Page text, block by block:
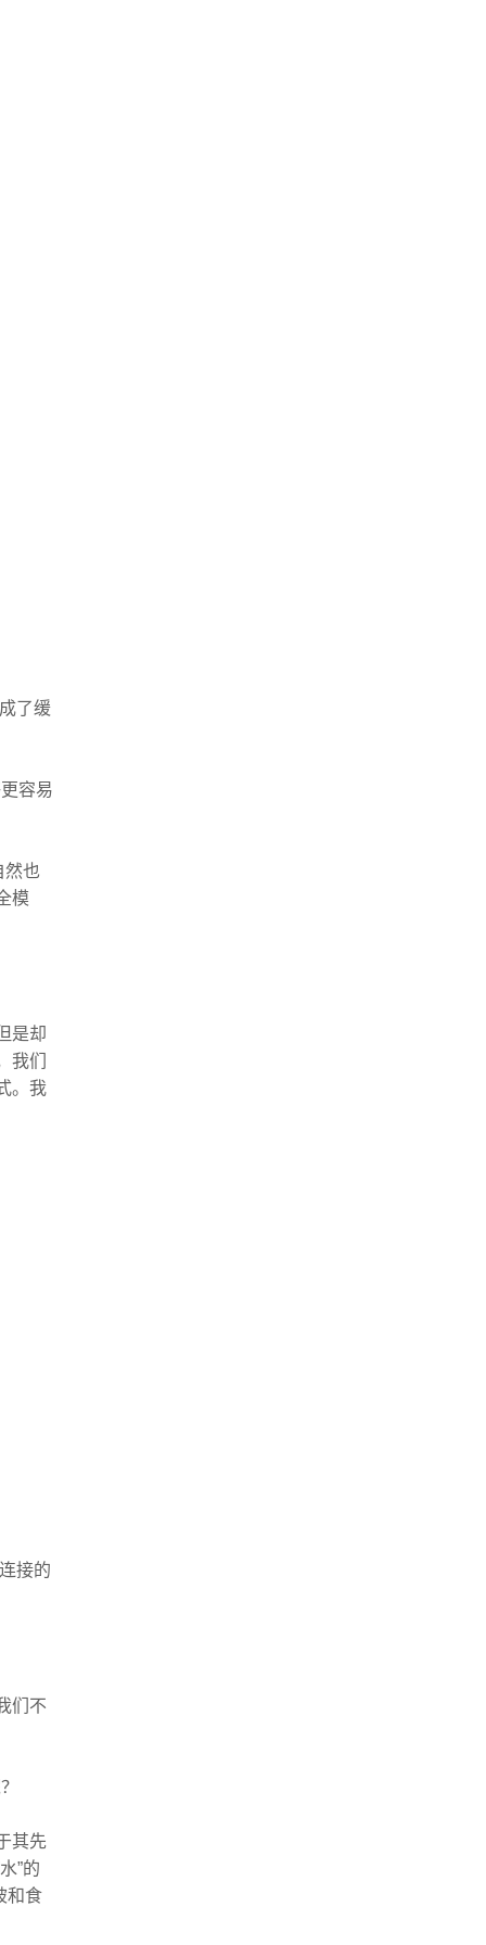
了缓
容易
然也
模
是却
我们
。我
接的
们不
其先
”的
和食